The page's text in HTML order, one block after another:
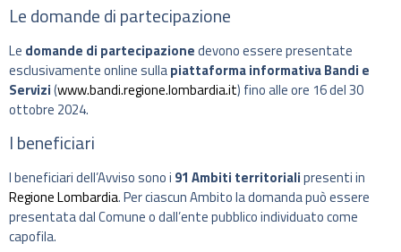
Le domande di partecipazione
Le domande di partecipazionedevono essere presentate
esclusivamente online sullapiattaforma informativa Bandi e
Servizi(www.bandi.regione.lombardia.it) fino alle ore 16 del 30
ottobre 2024.
I beneficiari
I beneficiari dell’Avviso sono i 91 Ambiti territorialipresenti in
Regione Lombardia. Per ciascun Ambito la domanda può essere
presentata dal Comune o dall’ente pubblico individuato come
capofila.